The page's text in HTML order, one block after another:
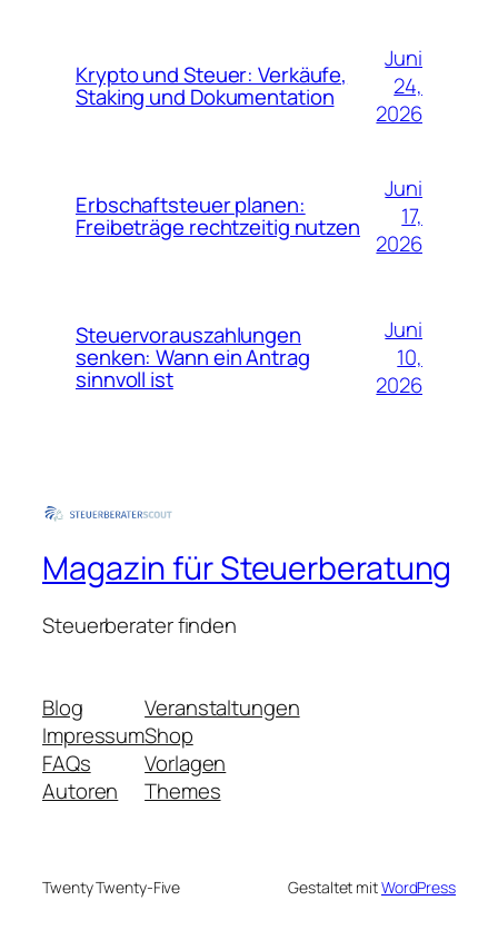
Krypto und Steuer: Verkäufe,
Staking und Dokumentation
Juni
24,
2026
Erbschaftsteuer planen:
Freibeträge rechtzeitig nutzen
Juni
17,
2026
Steuervorauszahlungen
senken: Wann ein Antrag
sinnvoll ist
Juni
10,
2026
Magazin für Steuerberatung
Steuerberater finden
Blog
Impressum
FAQs
Autoren
Veranstaltungen
Shop
Vorlagen
Themes
Twenty Twenty-Five Gestaltet mitWordPress